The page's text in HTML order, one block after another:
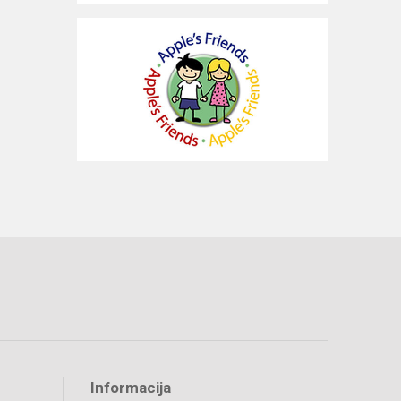
Informacija